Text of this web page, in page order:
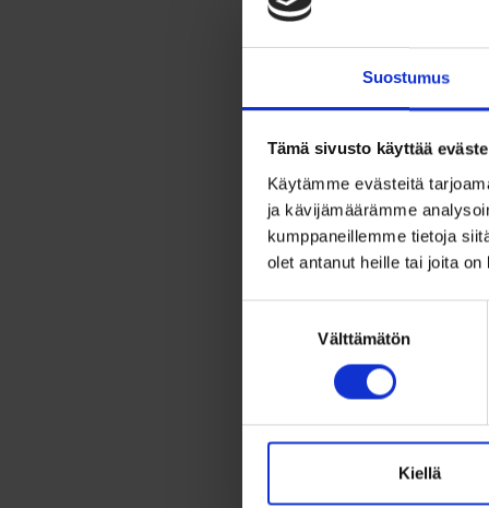
Suostumus
Tämä sivusto käyttää
Käytämme evästeitä
ja kävijämäärämme
kumppaneillemme tietoja
olet antanut heille tai joita
Välttämätön
Kiellä